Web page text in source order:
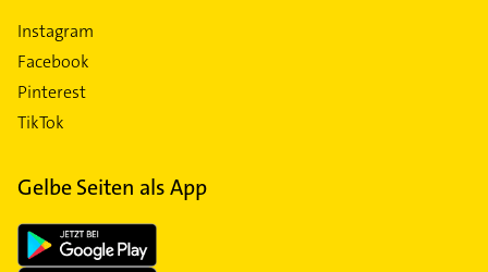
Instagram
Facebook
Pinterest
TikTok
Gelbe Seiten als App